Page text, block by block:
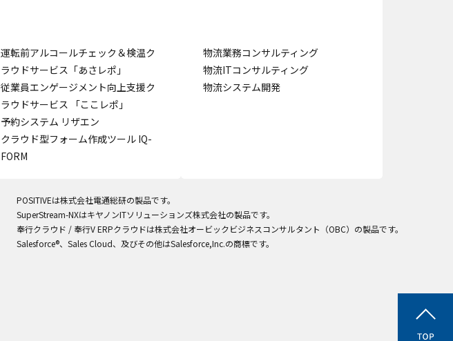
運転前アルコールチェック＆検温ク
ラウドサービス「あさレポ」
従業員エンゲージメント向上支援ク
ラウドサービス 「ここレポ」
予約システム リザエン
クラウド型フォーム作成ツール IQ-
FORM
物流業務コンサルティング
物流ITコンサルティング
物流システム開発
POSITIVEは株式会社電通総研の製品です。
SuperStream-NXはキヤノンITソリューションズ株式会社の製品です。
奉行クラウド / 奉行V ERPクラウドは株式会社オービックビジネスコンサルタント（OBC）の製品です。
Salesforce®、Sales Cloud、及びその他はSalesforce,Inc.の商標です。